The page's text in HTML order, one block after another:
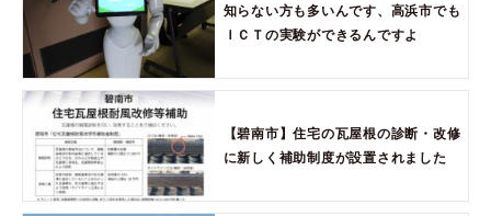
知らない方も多いんです、高浜市でも
ＩＣＴの実験ができるんですよ
【碧南市】住宅の瓦屋根の診断・改修
に新しく補助制度が設置されました